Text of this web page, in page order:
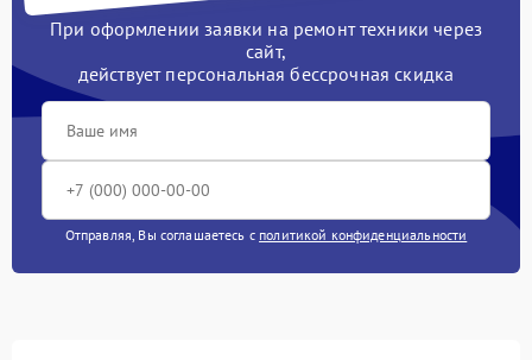
При оформлении заявки на ремонт техники через
сайт,
действует персональная бессрочная скидка
Отправляя, Вы соглашаетесь с политикой конфиденциальности